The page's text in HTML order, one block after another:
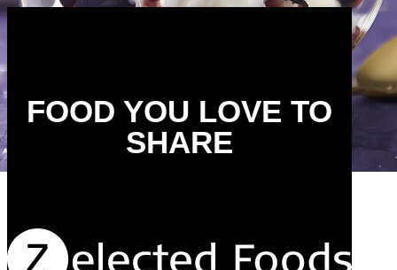
FOOD YOU LOVE TO
SHARE